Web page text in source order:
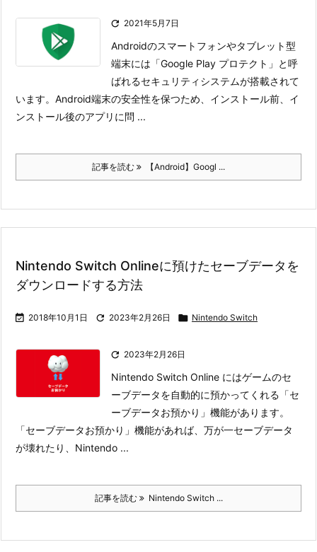
 2021年5月7日
Androidのスマートフォンやタブレット型
端末には「Google Play プロテクト」と呼
ばれるセキュリティシステムが搭載されて
います。 Android端末の安全性を保つため、インストール前、イ
ンストール後のアプリに問 ...
記事を読む 【Android】Googl ...
Nintendo Switch Onlineに預けたセーブデータを
ダウンロードする方法
 2018年10月1日  2023年2月26日  Nintendo Switch
 2023年2月26日
Nintendo Switch Online にはゲームのセ
ーブデータを自動的に預かってくれる「セ
ーブデータお預かり」機能があります。
「セーブデータお預かり」機能があれば、万が一セーブデータ
が壊れたり、Nintendo ...
記事を読む Nintendo Switch ...